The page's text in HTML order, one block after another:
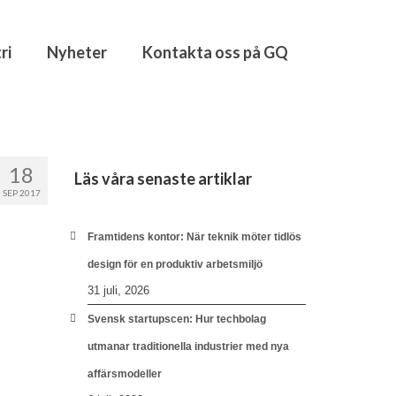
Nyheter Kontakta oss på GQ
18
SEP 2017
Läs våra senaste artiklar
Framtidens kontor: När teknik möter tidlös
design för en produktiv arbetsmiljö
31 juli, 2026
Svensk startupscen: Hur techbolag
utmanar traditionella industrier med nya
affärsmodeller